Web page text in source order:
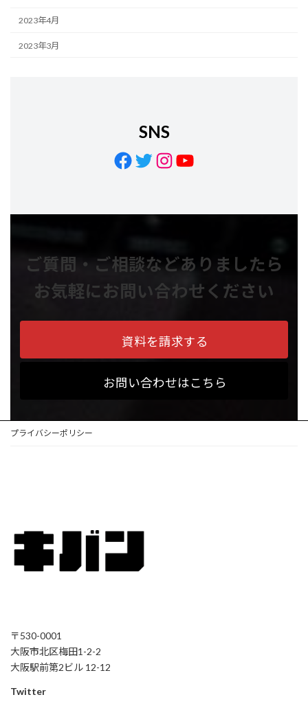
2023年4月
2023年3月
SNS
Facebook
Twitter
Instagram
YouTube
ご質問・ご相談などありましたら
お気軽にお問い合わせください
資料を請求する
お問い合わせはこちら
プライバシーポリシー
〒530-0001
大阪市北区梅田1-2-2
大阪駅前第2ビル 12-12
Twitter